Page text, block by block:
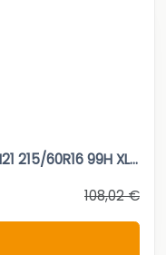
215/60R16 99H XL...
108,02 €